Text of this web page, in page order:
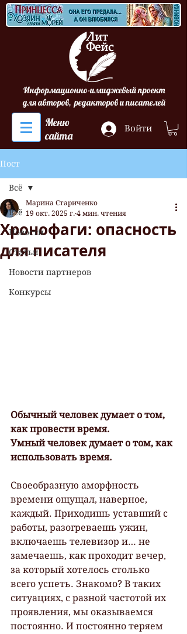
Информационно-имиджевый проект
для авторов, редакторов и писателей
Меню
сайта
Войти
Пост
Всё
Новости
Статьи
Новости партнеров
Конкурсы
Всё
Хронофаги: опасность
для писателя
Марина Стариченко
19 окт. 2025 г. 4 мин. чтения
Обычный человек думает о том,
как провести время.
Умный человек думает о том, как
использовать время.
Своеобразную аморфность
времени ощущал, наверное,
каждый. Приходишь уставший с
работы, разогреваешь ужин,
включаешь телевизор и… не
замечаешь, как проходит вечер,
за который хотелось столько
всего успеть. Знакомо? В таких
ситуациях, с разной частотой их
проявления, мы оказываемся
постоянно. И постоянно теряем